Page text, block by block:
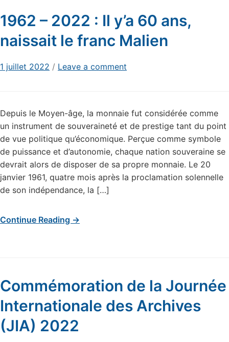
1962 – 2022 : Il y’a 60 ans,
naissait le franc Malien
1 juillet 2022 / Leave a comment
Depuis le Moyen-âge, la monnaie fut considérée comme
un instrument de souveraineté et de prestige tant du point
de vue politique qu’économique. Perçue comme symbole
de puissance et d’autonomie, chaque nation souveraine se
devrait alors de disposer de sa propre monnaie. Le 20
janvier 1961, quatre mois après la proclamation solennelle
de son indépendance, la […]
Continue Reading →
Commémoration de la Journée
Internationale des Archives
(JIA) 2022